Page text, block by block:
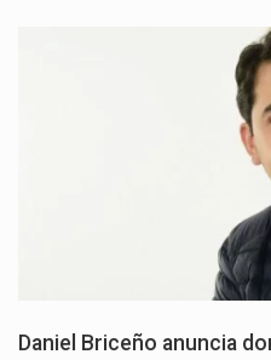
Daniel Briceño anuncia